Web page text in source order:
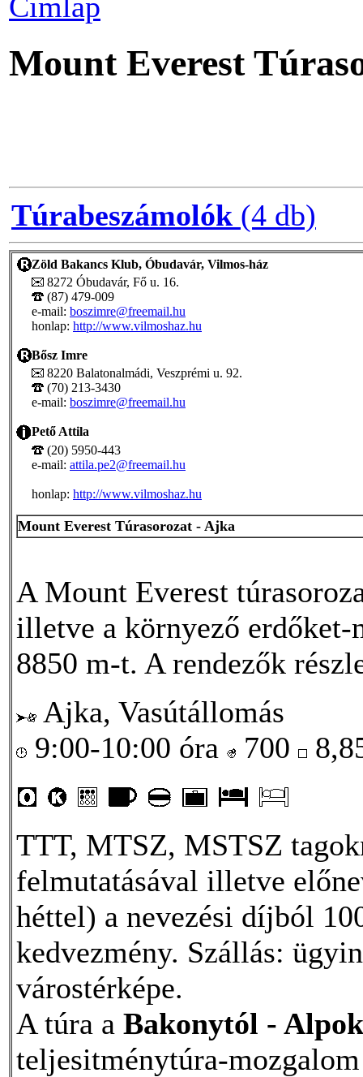
Mount Everest
Túrabeszámolók (4 db)
Zöld Bakancs Klub, Óbudavár, Vilmos-ház
8272 Óbudavár, Fő u. 16.
(87) 479-009
e-mail: boszimre@freemail.hu
honlap: http://www.vilmoshaz.hu
Bősz Imre
8220 Balatonalmádi, Veszprémi u. 92.
(70) 213-3430
e-mail: boszimre@freemail.hu
Pető Attila
(20) 5950-443
e-mail: attila.pe2@freemail.hu
honlap: http://www.vilmoshaz.hu
Mount Everest Túrasorozat - Ajka
A Mount Everest
illetve a környező
8850 m-t. A rendezők
Ajka, Vasútállomás
9:00-10:00 óra
700
TTT, MTSZ, MSTSZ
felmutatásával illetve
héttel) a nevezési díjból
kedvezmény. Szállás:
várostérképe.
A túra a Bakonytól -
teljesitménytúra-